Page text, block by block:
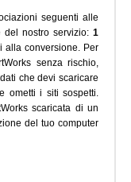
seguenti alle
nostro servizio: 1
alla conversione. Per
senza rischio,
che devi scaricare
ometti i siti sospetti.
scaricata di un
del tuo computer